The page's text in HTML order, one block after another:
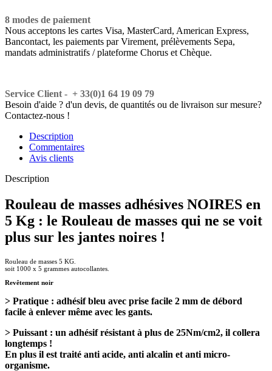
8 modes de paiement
Nous acceptons les cartes Visa, MasterCard, American Express,
Bancontact, les paiements par Virement, prélèvements Sepa,
mandats administratifs / plateforme Chorus et Chèque.
Service Client - + 33(0)1 64 19 09 79
Besoin d'aide ? d'un devis, de quantités ou de livraison sur mesure?
Contactez-nous !
Description
Commentaires
Avis clients
Description
Rouleau de masses adhésives NOIRES en
5 Kg : le Rouleau de masses qui ne se voit
plus sur les jantes noires !
Rouleau de masses 5 KG.
soit 1000 x 5 grammes autocollantes.
Revêtement noir
> Pratique : adhésif bleu avec prise facile 2 mm de débord
facile à enlever même avec les gants.
> Puissant : un adhésif résistant à plus de 25Nm/cm2, il collera
longtemps !
En plus il est traité anti acide, anti alcalin et anti micro-
organisme.